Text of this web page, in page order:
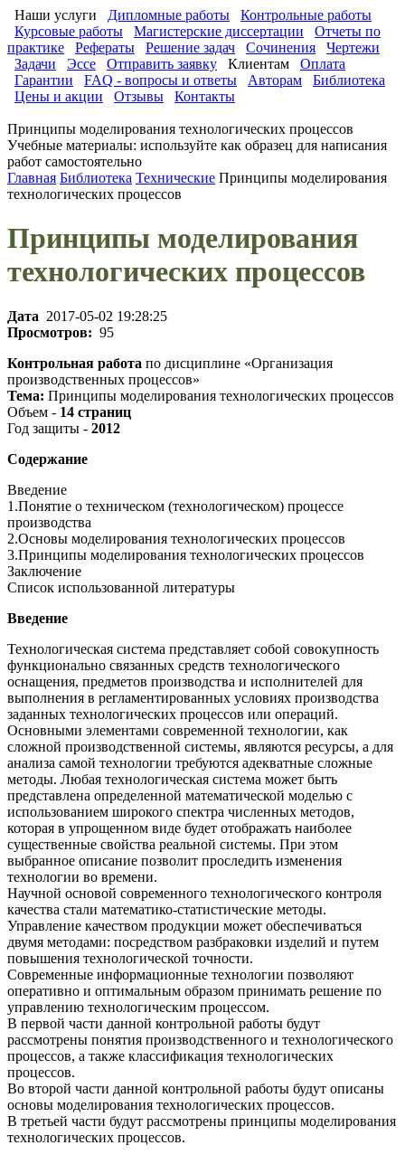
Наши услуги Дипломные работы
Контрольные работы
Курсовые работы
Магистерские диссертации
Отчеты по
практике
Рефераты Решение задач Сочинения
Чертежи
Задачи
Эссе Отправить заявку Клиентам
Оплата
Гарантии
FAQ - вопросы и ответы Авторам
Библиотека
Цены и акции
Отзывы Контакты
Принципы моделирования технологических процессов
Учебные материалы: используйте как образец для написания
работ самостоятельно
Главная Библиотека Технические Принципы моделирования
технологических процессов
Принципы моделирования
технологических процессов
Дата 2017-05-02 19:28:25
Просмотров: 95
Контрольная работа по дисциплине «Организация
производственных процессов»
Тема: Принципы моделирования технологических процессов
Объем - 14 страниц
Год защиты - 2012
Содержание
Введение
1.Понятие о техническом (технологическом) процессе
производства
2.Основы моделирования технологических процессов
3.Принципы моделирования технологических процессов
Заключение
Список использованной литературы
Введение
Технологическая система представляет собой совокупность
функционально связанных средств технологического
оснащения, предметов производства и исполнителей для
выполнения в регламентированных условиях производства
заданных технологических процессов или операций.
Основными элементами современной технологии, как
сложной производственной системы, являются ресурсы, а для
анализа самой технологии требуются адекватные сложные
методы. Любая технологическая система может быть
представлена определенной математической моделью с
использованием широкого спектра численных методов,
которая в упрощенном виде будет отображать наиболее
существенные свойства реальной системы. При этом
выбранное описание позволит проследить изменения
технологии во времени.
Научной основой современного технологического контроля
качества стали математико-статистические методы.
Управление качеством продукции может обеспечиваться
двумя методами: посредством разбраковки изделий и путем
повышения технологической точности.
Современные информационные технологии позволяют
оперативно и оптимальным образом принимать решение по
управлению технологическим процессом.
В первой части данной контрольной работы будут
рассмотрены понятия производственного и технологического
процессов, а также классификация технологических
процессов.
Во второй части данной контрольной работы будут описаны
основы моделирования технологических процессов.
В третьей части будут рассмотрены принципы моделирования
технологических процессов.